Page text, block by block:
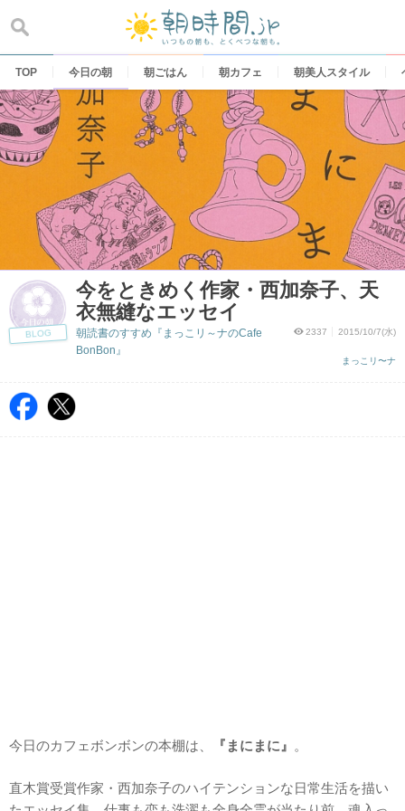
content
TOP 今日の朝 朝ごはん 朝カフェ 朝美人スタイル
BLOG
今をときめく作家・西加奈子、天
衣無縫なエッセイ
2337 2015/10/7(水)
まっこリ〜ナ
朝読書のすすめ『まっこリ～ナのCafe
BonBon』
今日のカフェボンボンの本棚は、 『まにまに』 。
直木賞受賞作家・西加奈子のハイテンションな日常生活を描い